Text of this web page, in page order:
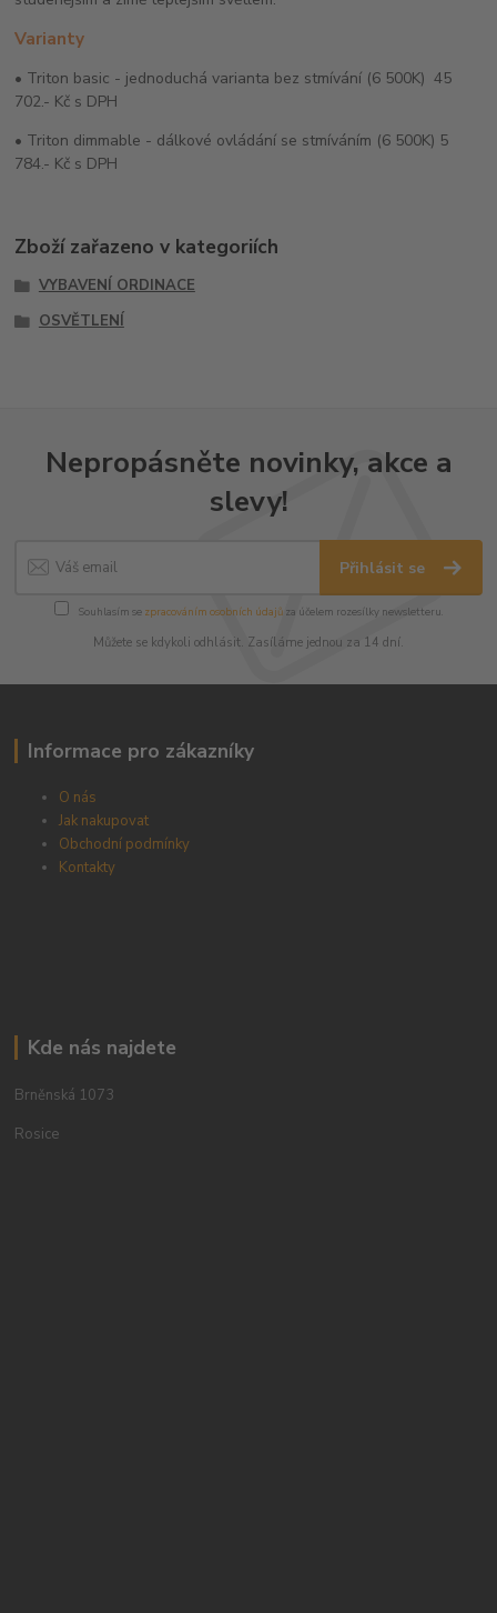
Varianty
• Triton basic - jednoduchá varianta bez stmívání (6 500K) 45
702.- Kč s DPH
• Triton dimmable - dálkové ovládání se stmíváním (6 500K) 5
784.- Kč s DPH
Zboží zařazeno v kategoriích
VYBAVENÍ ORDINACE
OSVĚTLENÍ
Nepropásněte novinky, akce a
slevy!
Přihlásit se
Souhlasím se zpracováním osobních údajůza účelem rozesílky newsletteru.
Můžete se kdykoli odhlásit. Zasíláme jednou za 14 dní.
Informace pro zákazníky
O nás
Jak nakupovat
Obchodní podmínky
Kontakty
Kde nás najdete
Brněnská 1073
Rosice